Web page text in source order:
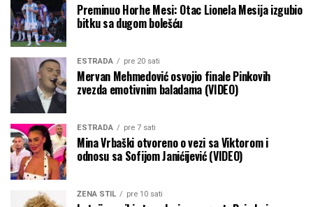
Preminuo Horhe Mesi: Otac Lionela Mesija izgubio
bitku sa dugom bolešću
ESTRADA pre 20 sati
Mervan Mehmedović osvojio finale Pinkovih
zvezda emotivnim baladama (VIDEO)
ESTRADA pre 7 sati
Mina Vrbaški otvoreno o vezi sa Viktorom i
odnosu sa Sofijom Janićijević (VIDEO)
ŽENA STIL pre 10 sati